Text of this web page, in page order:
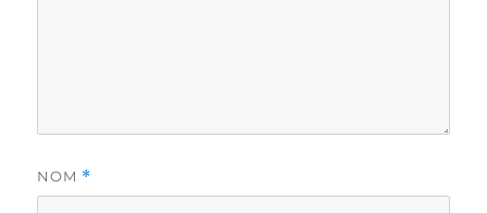
NOM *